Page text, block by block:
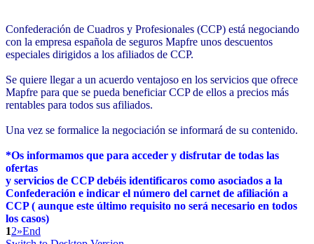
Confederación de Cuadros y Profesionales (CCP) está negociando
con la empresa española de seguros Mapfre unos descuentos
especiales dirigidos a los afiliados de CCP.
Se quiere llegar a un acuerdo ventajoso en los servicios que ofrece
Mapfre para que se pueda beneficiar CCP de ellos a precios más
rentables para todos sus afiliados.
Una vez se formalice la negociación se informará de su contenido.
*Os informamos que para acceder y disfrutar de todas las
ofertas
y servicios de CCP debéis identificaros como asociados a la
Confederación e indicar el número del carnet de afiliación a
CCP ( aunque este último requisito no será necesario en todos
los casos)
12»End